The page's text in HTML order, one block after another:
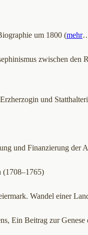
um 1800 (mehr
zwischen den
und
und Finanzierung der
(1708–1765)
Wandel einer
Ein Beitrag zur